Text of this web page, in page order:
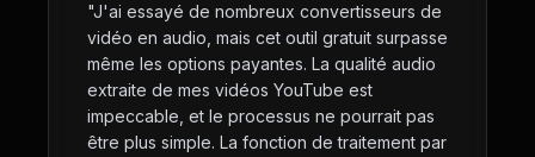
"J'ai essayé de nombreux convertisseurs de
vidéo en audio, mais cet outil gratuit surpasse
même les options payantes. La qualité audio
extraite de mes vidéos YouTube est
impeccable, et le processus ne pourrait pas
être plus simple. La fonction de traitement par